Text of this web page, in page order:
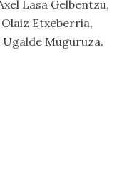
Lasa Gelbentzu,
Etxeberria,
Muguruza.